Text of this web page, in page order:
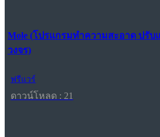
Mole (โปรแกรมทำความสะอาด ปรับ
วงจร)
ฟรีแวร์
ดาวน์โหลด : 21